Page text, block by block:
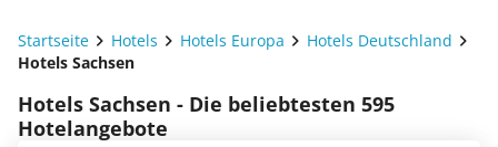
Startseite Hotels Hotels Europa
Hotels Deutschland
Hotels Sachsen
Hotels Sachsen - Die beliebtesten 595
Hotelangebote